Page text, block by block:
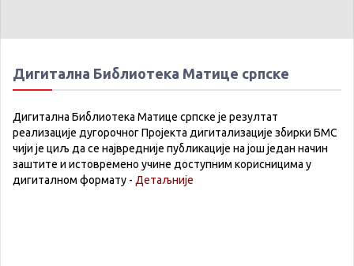
Дигитална Библиотека Матице српске
Дигитална Библиотека Матице српске је резултат
реализације дугорочног Пројекта дигитализације збирки БМС
чији је циљ да се највредније публикације на још један начин
заштите и истовремено учине доступним корисницима у
дигиталном формату - Детаљније